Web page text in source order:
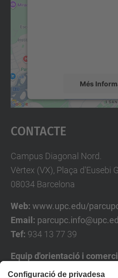
Més
powered by
Contacte
Campus Diagonal Nord.
Vèrtex (VX), Plaça d'Eusebi
08034 Barcelona
Web: www.upc.edu/
Email:
Tef: 934 13 77 39
Equip d'orientació i